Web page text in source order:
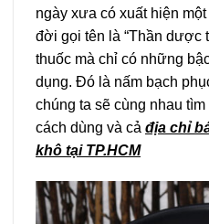
ngày xưa có xuất hiện
đời gọi tên là “Thần dược
thuốc mà chỉ có những
dụng. Đó là nấm bạch
chúng ta sẽ cùng nhau
cách dùng và cả địa chỉ
khô tại TP.HCM